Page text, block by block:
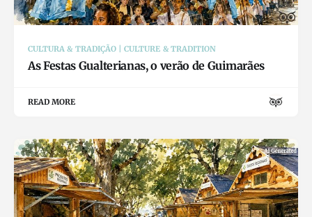
CULTURA & TRADIÇÃO | CULTURE & TRADITION
As Festas Gualterianas, o verão de Guimarães
READ MORE